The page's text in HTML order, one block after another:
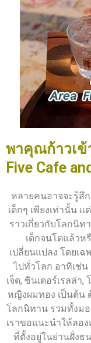
พาคุณก้าวเข้
Five Cafe
หลายคนอาจจะรู้สึ
เด็กๆ เพียงเท่านั้น
ราวเกี่ยวกับโลกนิ
เด็กจนโตแล้วห
เปลี่ยนแปลง โดยเ
ไปทั่วโลก อาทิเช่
เจ็ด, ซินเดอร์เรลล่า,
หญิงผมทอง เป็นต้น
โลกนิทาน รวมทั้งม
เราขอแนะนำให้ลอง
ที่ตั้งอยู่ในย่านฝั่งธ